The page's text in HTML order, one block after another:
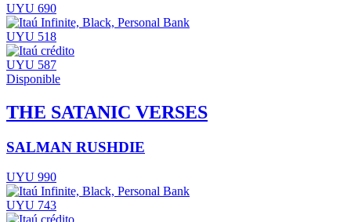
UYU 690
UYU 518
UYU 587
Disponible
THE SATANIC VERSES
SALMAN RUSHDIE
UYU 990
UYU 743